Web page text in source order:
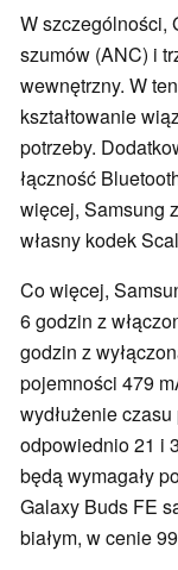
W szczególności,
szumów (ANC) i
wewnętrzny. W
kształtowanie
potrzeby.
łączność
więcej, Samsung
własny kodek
Co więcej,
6 godzin z
godzin z
pojemności 479
wydłużenie
odpowiednio 21 i
będą wymagały
Galaxy Buds FE
białym, w cenie